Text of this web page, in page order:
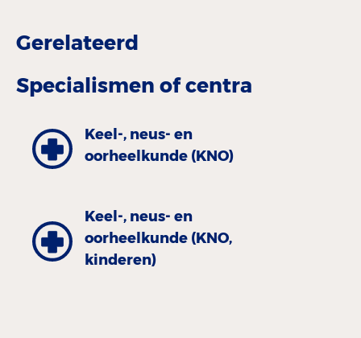
Gerelateerd
Specialismen of centra
Keel-, neus- en
oorheelkunde (KNO)
Keel-, neus- en
oorheelkunde (KNO,
kinderen)